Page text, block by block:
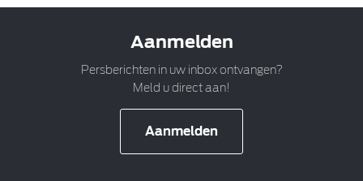
Aanmelden
Persberichten in uw inbox ontvangen?
Meld u direct aan!
Aanmelden